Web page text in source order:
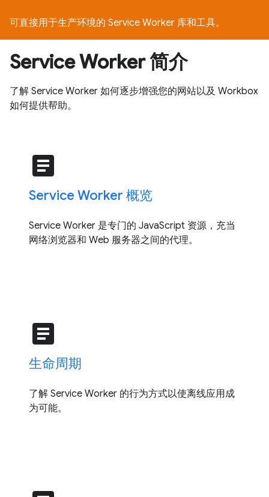
可直接用于生产环境的 Service Worker 库和工具。
Service Worker 简介
了解 Service Worker 如何逐步增强您的网站以及 Workbox
如何提供帮助。
article
Service Worker 概览
Service Worker 是专门的 JavaScript 资源，充当
网络浏览器和 Web 服务器之间的代理。
article
生命周期
了解 Service Worker 的行为方式以使离线应用成
为可能。